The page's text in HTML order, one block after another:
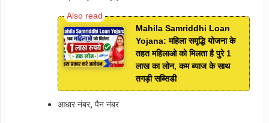
Mahila Samriddhi Loan
Yojana: महिला समृद्धि योजना के
तहत महिलाओ को मिलता है पुरे 1
लाख का लोन, कम ब्याज के साथ
तगड़ी सब्सिडी
आधार नंबर, पैन नंबर